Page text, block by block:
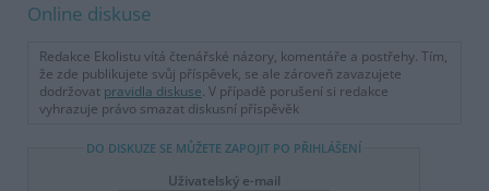
Online diskuse
Redakce Ekolistu vítá čtenářské názory, komentáře a postřehy. Tím,
že zde publikujete svůj příspěvek, se ale zároveň zavazujete
dodržovat pravidla diskuse. V případě porušení si redakce
vyhrazuje právo smazat diskusní příspěvěk
DO DISKUZE SE MŮŽETE ZAPOJIT PO PŘIHLÁŠENÍ
Uživatelský e-mail